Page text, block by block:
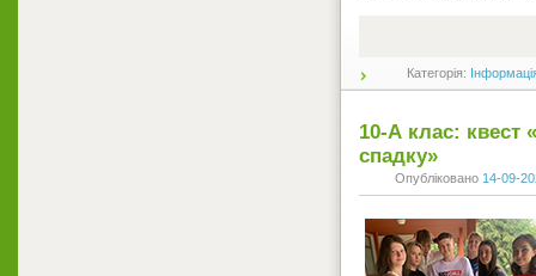
Категорія:
10-А клас: квест
спадку»
Опубліковано 14-09-